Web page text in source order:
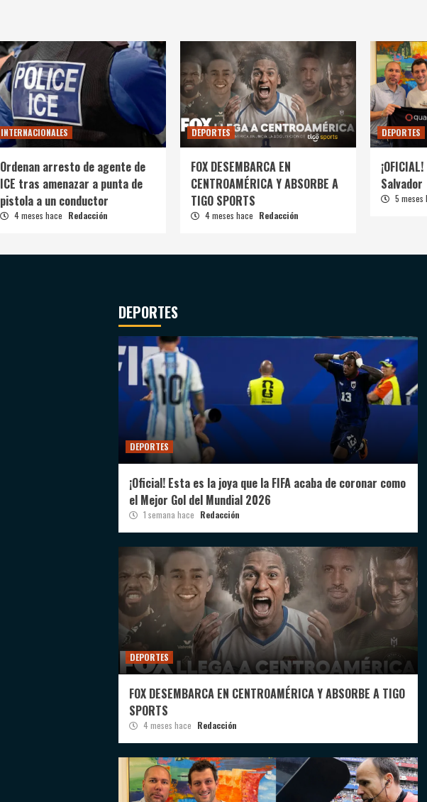
INTERNACIONALES
Ordenan arresto de agente de
ICE tras amenazar a punta de
pistola a un conductor
4 meses hace Redacción
DEPORTES
FOX DESEMBARCA EN
CENTROAMÉRICA Y ABSORBE A
TIGO SPORTS
4 meses hace Redacción
DEPORTES
Salvador
5
DEPORTES
DEPORTES
¡Oficial! Esta es la joya que la FIFA acaba de coronar como
el Mejor Gol del Mundial 2026
1 semana hace Redacción
DEPORTES
FOX DESEMBARCA EN CENTROAMÉRICA Y ABSORBE A TIGO
SPORTS
4 meses hace Redacción